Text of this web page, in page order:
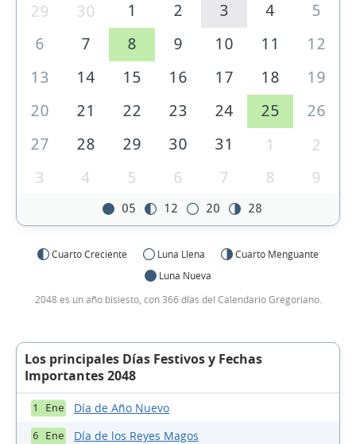
29 30 1 2 3 4
5
6
7 8 9 10 11
12
13
14 15 16 17 18
19
20
21 22 23 24 25
26
27
28 29 30 31 1
2
3
4 5 6 7 8 9
05 12 20 28
Cuarto Creciente Luna Llena
Cuarto Menguante
Luna Nueva
2048 es un año bisiesto, con 366 días del Calendario Gregoriano.
Los principales Días Festivos y Fechas
Importantes 2048
1 Ene Día de Año Nuevo
6 Ene Día de los Reyes Magos